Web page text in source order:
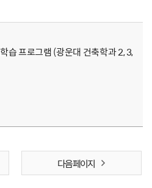
습 프로그램 (광운대 건축학과 2, 3,
다음 페이지